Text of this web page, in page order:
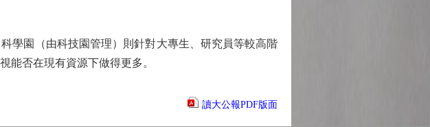
園（由科技園管理）則針對大專生、研究員等較高階
能否在現有資源下做得更多。
讀大公報PDF版面